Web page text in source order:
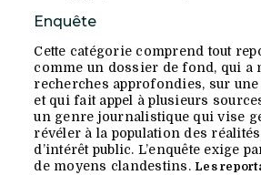
Enquête
Cette catégorie comprend tout
comme un dossier de fond, qui a
recherches approfondies, sur
et qui fait appel à plusieurs
un genre journalistique qui vise
révéler à la population des
d’intérêt public. L’enquête exige
de moyens clandestins.Les